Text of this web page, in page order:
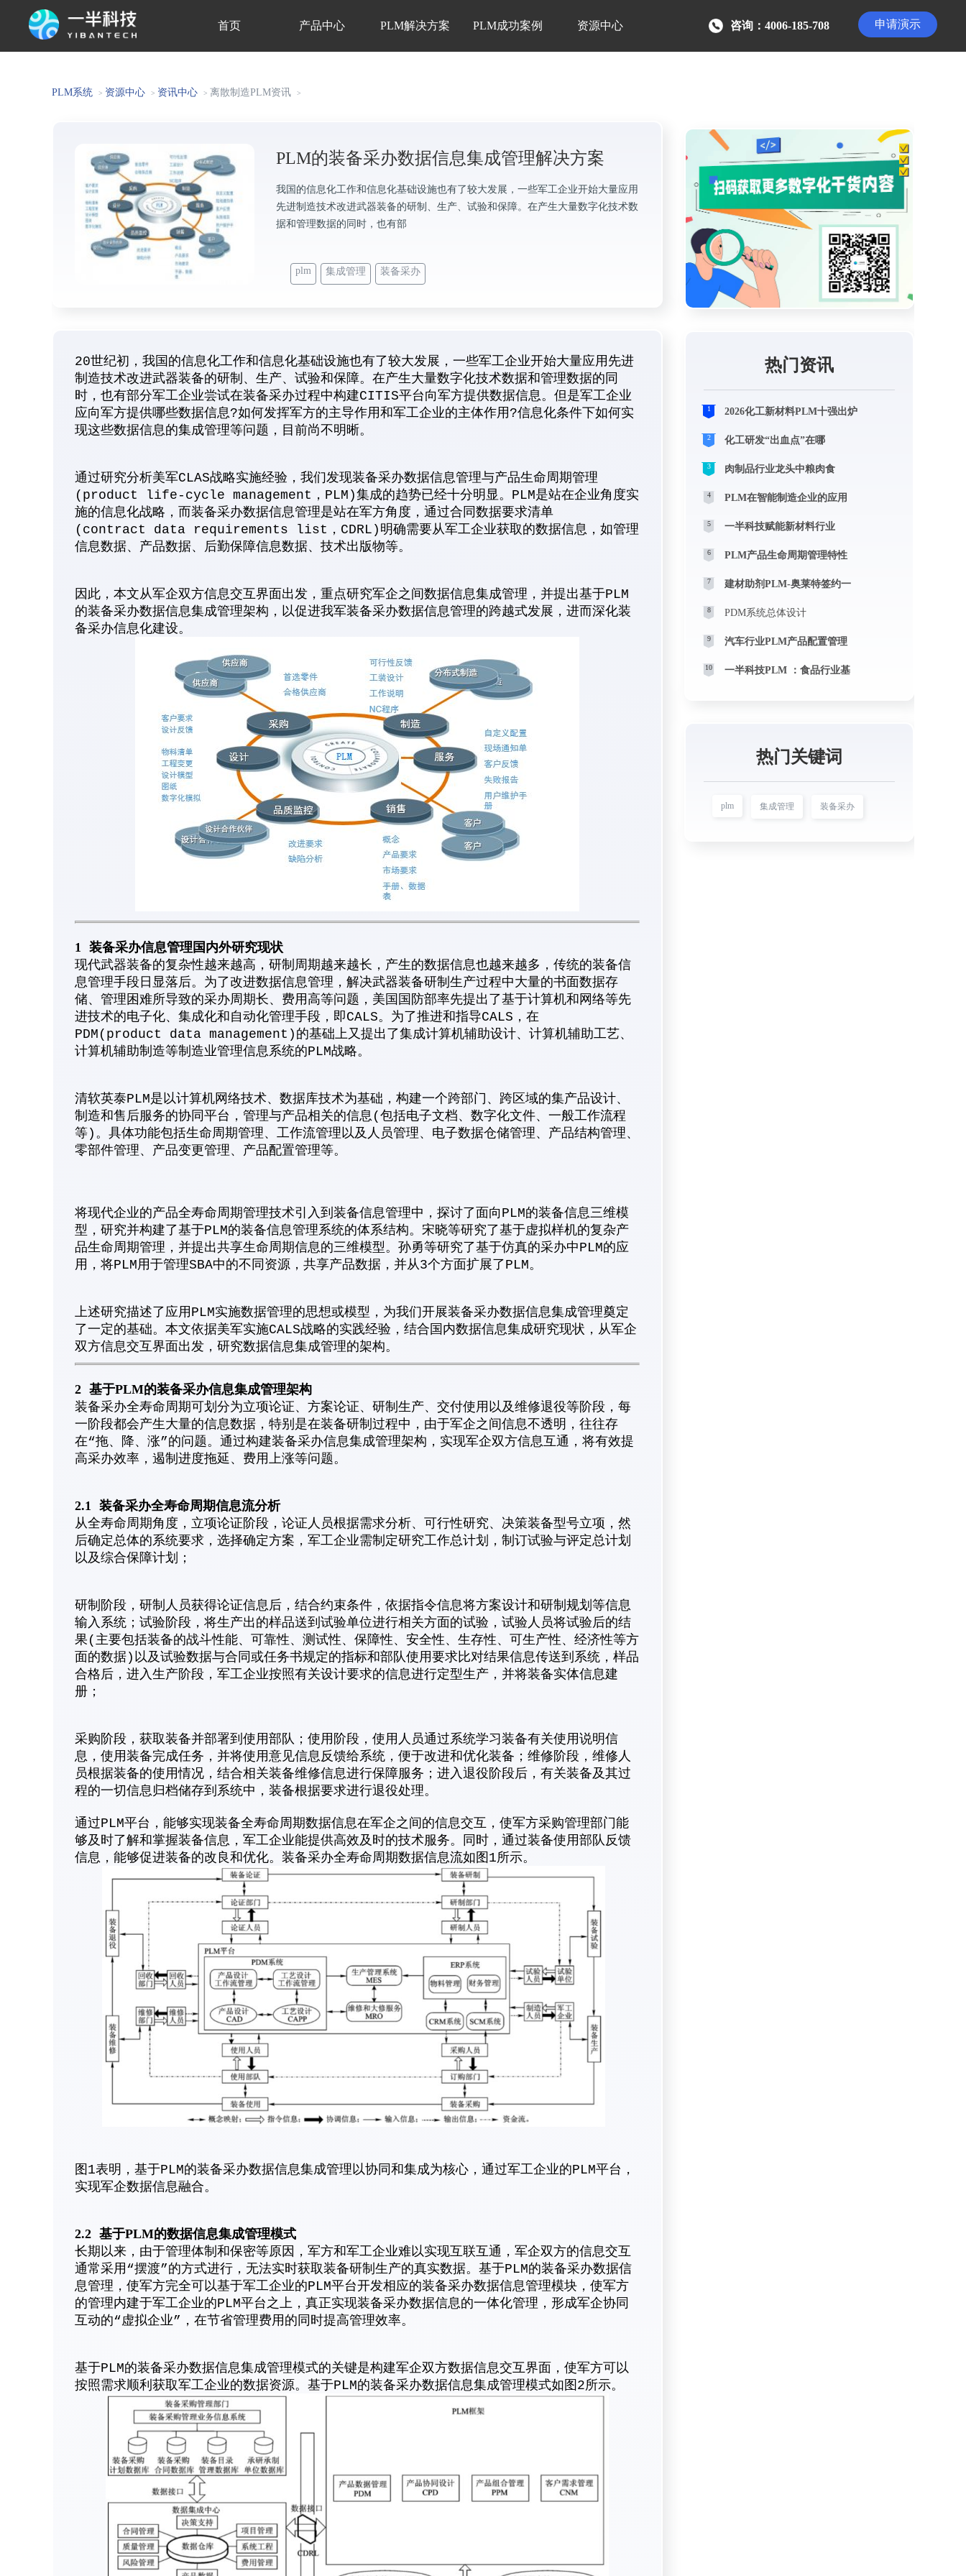
首页 产品中心 PLM解决方案 PLM成功案例 资源中心 申请演示
咨询：4006-185-708
PLM系统 > 资源中心 > 资讯中心 > 离散制造PLM资讯 >
PLM的装备采办数据信息集成管理解决方案
我国的信息化工作和信息化基础设施也有了较大发展，一些军工企业开始大量应用
先进制造技术改进武器装备的研制、生产、试验和保障。在产生大量数字化技术数
据和管理数据的同时，也有部
plm 集成管理 装备采办
20世纪初，我国的信息化工作和信息化基础设施也有了较大发展，一些军工企业开始大量应用先进
制造技术改进武器装备的研制、生产、试验和保障。在产生大量数字化技术数据和管理数据的同
时，也有部分军工企业尝试在装备采办过程中构建CITIS平台向军方提供数据信息。但是军工企业
应向军方提供哪些数据信息?如何发挥军方的主导作用和军工企业的主体作用?信息化条件下如何实
现这些数据信息的集成管理等问题，目前尚不明晰。
通过研究分析美军CLAS战略实施经验，我们发现装备采办数据信息管理与产品生命周期管理
(product life-cycle management，PLM)集成的趋势已经十分明显。PLM是站在企业角度实
施的信息化战略，而装备采办数据信息管理是站在军方角度，通过合同数据要求清单
(contract data requirements list，CDRL)明确需要从军工企业获取的数据信息，如管理
信息数据、产品数据、后勤保障信息数据、技术出版物等。
因此，本文从军企双方信息交互界面出发，重点研究军企之间数据信息集成管理，并提出基于PLM
的装备采办数据信息集成管理架构，以促进我军装备采办数据信息管理的跨越式发展，进而深化装
备采办信息化建设。
1 装备采办信息管理国内外研究现状
现代武器装备的复杂性越来越高，研制周期越来越长，产生的数据信息也越来越多，传统的装备信
息管理手段日显落后。为了改进数据信息管理，解决武器装备研制生产过程中大量的书面数据存
储、管理困难所导致的采办周期长、费用高等问题，美国国防部率先提出了基于计算机和网络等先
进技术的电子化、集成化和自动化管理手段，即CALS。为了推进和指导CALS，在
PDM(product data management)的基础上又提出了集成计算机辅助设计、计算机辅助工艺、
计算机辅助制造等制造业管理信息系统的PLM战略。
清软英泰PLM是以计算机网络技术、数据库技术为基础，构建一个跨部门、跨区域的集产品设计、
制造和售后服务的协同平台，管理与产品相关的信息(包括电子文档、数字化文件、一般工作流程
等)。具体功能包括生命周期管理、工作流管理以及人员管理、电子数据仓储管理、产品结构管理、
零部件管理、产品变更管理、产品配置管理等。
将现代企业的产品全寿命周期管理技术引入到装备信息管理中，探讨了面向PLM的装备信息三维模
型，研究并构建了基于PLM的装备信息管理系统的体系结构。宋晓等研究了基于虚拟样机的复杂产
品生命周期管理，并提出共享生命周期信息的三维模型。孙勇等研究了基于仿真的采办中PLM的应
用，将PLM用于管理SBA中的不同资源，共享产品数据，并从3个方面扩展了PLM。
上述研究描述了应用PLM实施数据管理的思想或模型，为我们开展装备采办数据信息集成管理奠定
了一定的基础。本文依据美军实施CALS战略的实践经验，结合国内数据信息集成研究现状，从军企
双方信息交互界面出发，研究数据信息集成管理的架构。
2 基于PLM的装备采办信息集成管理架构
装备采办全寿命周期可划分为立项论证、方案论证、研制生产、交付使用以及维修退役等阶段，每
一阶段都会产生大量的信息数据，特别是在装备研制过程中，由于军企之间信息不透明，往往存
在“拖、降、涨”的问题。通过构建装备采办信息集成管理架构，实现军企双方信息互通，将有效提
高采办效率，遏制进度拖延、费用上涨等问题。
2.1 装备采办全寿命周期信息流分析
从全寿命周期角度，立项论证阶段，论证人员根据需求分析、可行性研究、决策装备型号立项，然
后确定总体的系统要求，选择确定方案，军工企业需制定研究工作总计划，制订试验与评定总计划
以及综合保障计划；
研制阶段，研制人员获得论证信息后，结合约束条件，依据指令信息将方案设计和研制规划等信息
输入系统；试验阶段，将生产出的样品送到试验单位进行相关方面的试验，试验人员将试验后的结
果(主要包括装备的战斗性能、可靠性、测试性、保障性、安全性、生存性、可生产性、经济性等方
面的数据)以及试验数据与合同或任务书规定的指标和部队使用要求比对结果信息传送到系统，样品
合格后，进入生产阶段，军工企业按照有关设计要求的信息进行定型生产，并将装备实体信息建
册；
采购阶段，获取装备并部署到使用部队；使用阶段，使用人员通过系统学习装备有关使用说明信
息，使用装备完成任务，并将使用意见信息反馈给系统，便于改进和优化装备；维修阶段，维修人
员根据装备的使用情况，结合相关装备维修信息进行保障服务；进入退役阶段后，有关装备及其过
程的一切信息归档储存到系统中，装备根据要求进行退役处理。
通过PLM平台，能够实现装备全寿命周期数据信息在军企之间的信息交互，使军方采购管理部门能
够及时了解和掌握装备信息，军工企业能提供高效及时的技术服务。同时，通过装备使用部队反馈
信息，能够促进装备的改良和优化。装备采办全寿命周期数据信息流如图1所示。
图1表明，基于PLM的装备采办数据信息集成管理以协同和集成为核心，通过军工企业的PLM平台，
实现军企数据信息融合。
2.2 基于PLM的数据信息集成管理模式
长期以来，由于管理体制和保密等原因，军方和军工企业难以实现互联互通，军企双方的信息交互
通常采用“摆渡”的方式进行，无法实时获取装备研制生产的真实数据。基于PLM的装备采办数据信
息管理，使军方完全可以基于军工企业的PLM平台开发相应的装备采办数据信息管理模块，使军方
的管理内建于军工企业的PLM平台之上，真正实现装备采办数据信息的一体化管理，形成军企协同
互动的“虚拟企业”，在节省管理费用的同时提高管理效率。
基于PLM的装备采办数据信息集成管理模式的关键是构建军企双方数据信息交互界面，使军方可以
按照需求顺利获取军工企业的数据资源。基于PLM的装备采办数据信息集成管理模式如图2所示。
热门资讯
1 2026化工新材料PLM十强出炉
2 化工研发“出血点”在哪
3 肉制品行业龙头中粮肉食
4 PLM在智能制造企业的应用
5 一半科技赋能新材料行业
6 PLM产品生命周期管理特性
7 建材助剂PLM-奥莱特签约一
8 PDM系统总体设计
9 汽车行业PLM产品配置管理
10 一半科技PLM ：食品行业基
热门关键词
plm 集成管理 装备采办